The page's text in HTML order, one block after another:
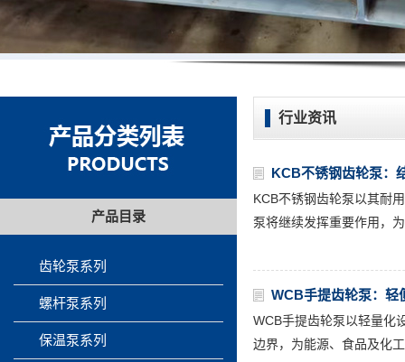
行业资讯
KCB不锈钢齿轮泵：
KCB不锈钢齿轮泵以其耐
泵将继续发挥重要作用，
WCB手提齿轮泵：轻
WCB手提齿轮泵以轻量化
边界，为能源、食品及化
产品目录
齿轮泵系列
螺杆泵系列
保温泵系列